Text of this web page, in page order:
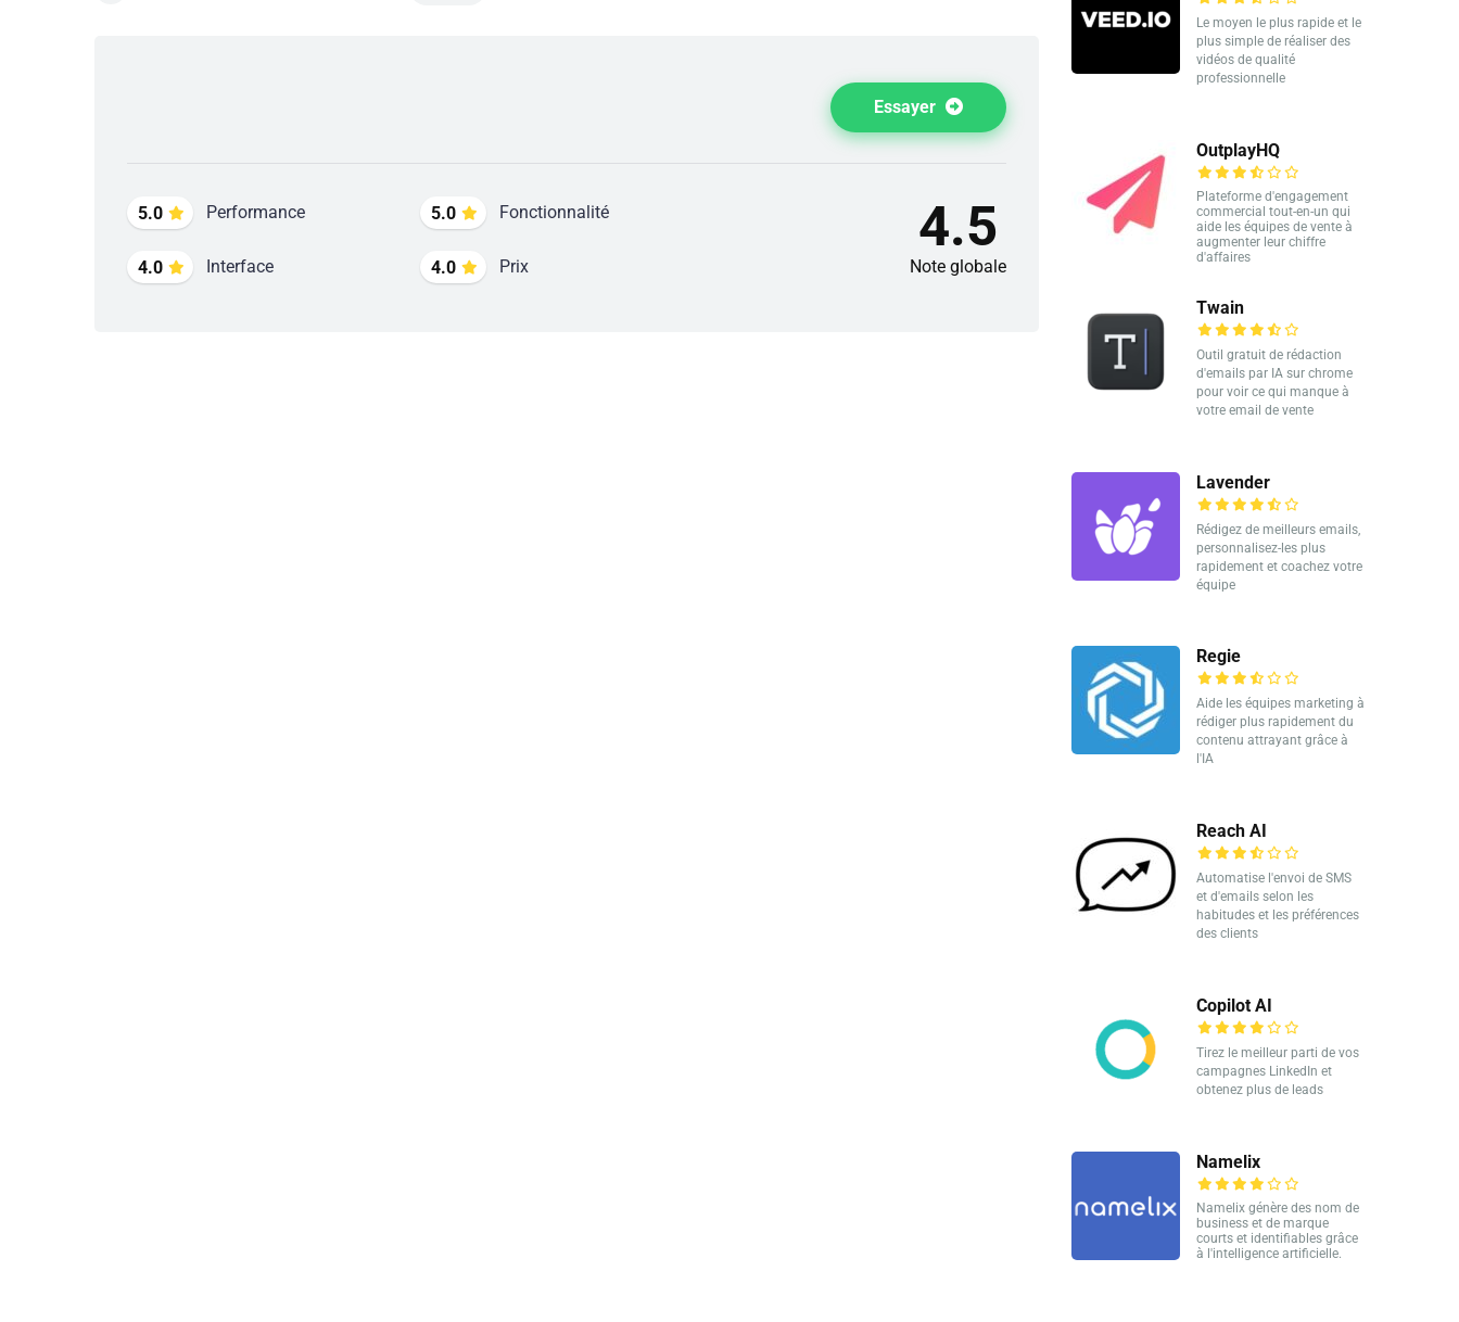
Essayer
5.0 Performance 5.0 Fonctionnalité
4.0 Interface 4.0 Prix
4.5
Note globale
Le moyen le plus rapide et le
plus simple de réaliser des
vidéos de qualité
professionnelle
OutplayHQ
Plateforme d'engagement
commercial tout-en-un qui
aide les équipes de vente à
augmenter leur chiffre
d'affaires
Twain
Outil gratuit de rédaction
d'emails par IA sur chrome
pour voir ce qui manque à
votre email de vente
Lavender
Rédigez de meilleurs emails,
personnalisez-les plus
rapidement et coachez votre
équipe
Regie
Aide les équipes marketing à
rédiger plus rapidement du
contenu attrayant grâce à
l'IA
Reach AI
Automatise l'envoi de SMS
et d'emails selon les
habitudes et les préférences
des clients
Copilot AI
Tirez le meilleur parti de vos
campagnes LinkedIn et
obtenez plus de leads
Namelix
Namelix génère des nom de
business et de marque
courts et identifiables grâce
à l'intelligence artificielle.